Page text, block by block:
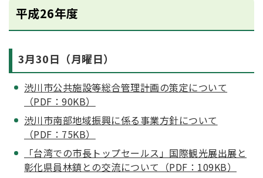
平成26年度
3月30日（月曜日）
渋川市公共施設等総合管理計画の策定について
（PDF：90KB）
渋川市南部地域振興に係る事業方針について
（PDF：75KB）
「台湾での市長トップセールス」国際観光展出展と
彰化県員林鎮との交流について（PDF：109KB）